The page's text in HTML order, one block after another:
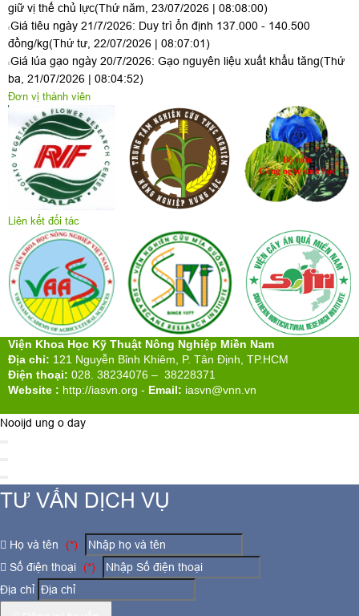
giữ vị thế chủ lực(Thứ năm, 23/07/2026 | 08:08:00)
Giá tiêu ngày 21/7/2026: Duy trì ổn định 137.000 - 140.500
đồng/kg(Thứ tư, 22/07/2026 | 08:07:01)
Giá lúa gạo ngày 20/7/2026: Gạo nguyên liệu xuất khẩu tăng(Thứ
ba, 21/07/2026 | 08:04:52)
Đơn vị thành viên
Liên kết đối tác
Viện Khoa Học Kỹ Thuật Nông Nghiệp Miền Nam
Địa chỉ: 121 Nguyễn Bỉnh Khiêm, P. Tân Định, TP.HCM
Điện thoại: 028. 38234076 – 38228371
Website : http://iasvn.org - Email: iasvn@vnn.vn
Nooijd ung o day
TƯ VẤN DỊCH VỤ
Họ và tên
(*)
Số điện thoại
(*)
Địa chỉ